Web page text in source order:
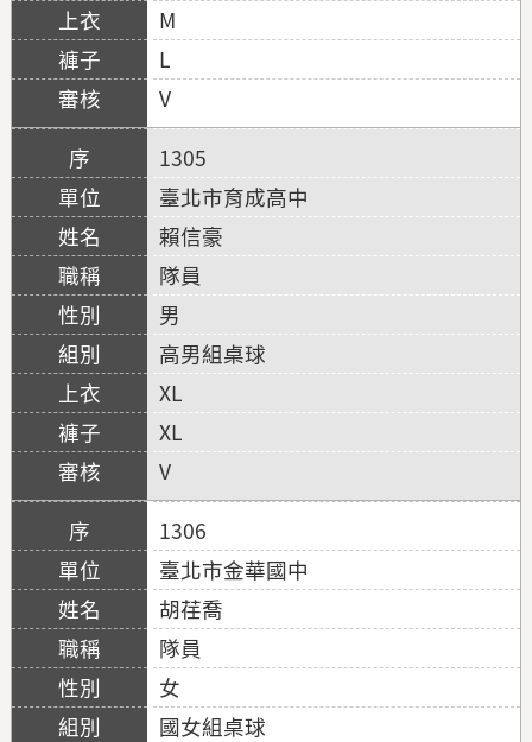
M
L
V
1305
臺北市育成高中
賴信豪
隊員
男
高男組桌球
XL
XL
V
1306
臺北市金華國中
胡荏喬
隊員
女
國女組桌球